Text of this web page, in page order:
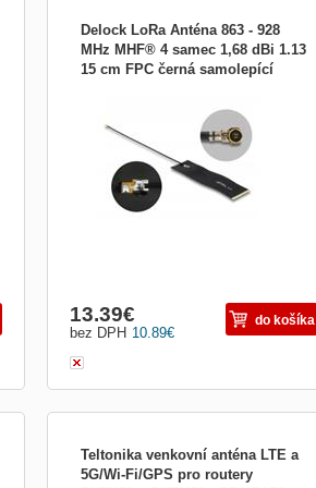
Delock LoRa Anténa 863 - 928
MHz MHF® 4 samec 1,68 dBi 1.13
15 cm FPC černá samolepící
Specifikace Konektor: 1 x MHF® 4 samec
Frekvenční rozsah: 863 - 928 MHz LoRa,
NB-IoT, ZigBee, Z-Wave (908, 921), ISM,
GSM Anténní zisk: 1,68 dBi Impedance: 50
10.89€
bez DPH
13.39€ do košíka
Teltonika venkovní anténa LTE a
5G/Wi-Fi/GPS pro routery